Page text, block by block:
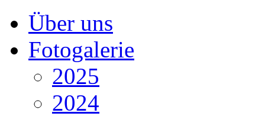
Über uns
Fotogalerie
2025
2024